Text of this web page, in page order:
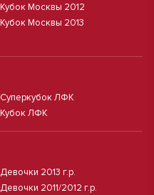
Кубок Москвы 2012
Кубок Москвы 2013
Суперкубок ЛФК
Кубок ЛФК
Девочки 2013 г.р.
Девочки 2011/2012 г.р.